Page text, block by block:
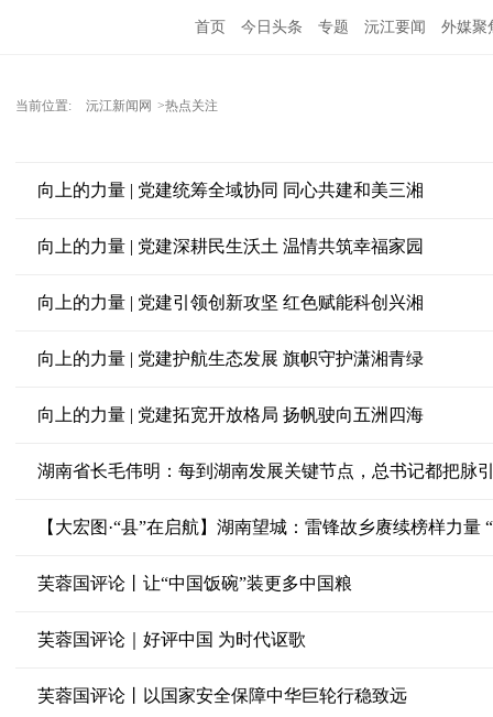
首页 今日头条 专题 沅江要闻 外媒聚
当前位置: 沅江新闻网 >热点关注
向上的力量 | 党建统筹全域协同 同心共建和美三湘
向上的力量 | 党建深耕民生沃土 温情共筑幸福家园
向上的力量 | 党建引领创新攻坚 红色赋能科创兴湘
向上的力量 | 党建护航生态发展 旗帜守护潇湘青绿
向上的力量 | 党建拓宽开放格局 扬帆驶向五洲四海
湖南省长毛伟明：每到湖南发展关键节点，总书记都把脉
【大宏图·“县”在启航】湖南望城：雷锋故乡赓续榜样力量
芙蓉国评论丨让“中国饭碗”装更多中国粮
芙蓉国评论｜好评中国 为时代讴歌
芙蓉国评论丨以国家安全保障中华巨轮行稳致远